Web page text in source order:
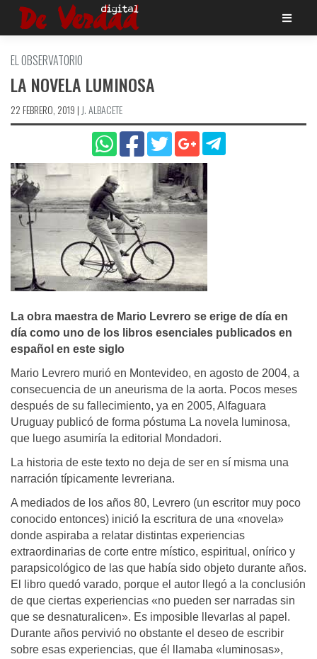
Saltar
EL OBSERVATORIO
LA NOVELA LUMINOSA
22 FEBRERO, 2019 | J. ALBACETE
La obra maestra de Mario Levrero se erige de día en
día como uno de los libros esenciales publicados en
español en este siglo
Mario Levrero murió en Montevideo, en agosto de 2004, a
consecuencia de un aneurisma de la aorta. Pocos meses
después de su fallecimiento, ya en 2005, Alfaguara
Uruguay publicó de forma póstuma La novela luminosa,
que luego asumiría la editorial Mondadori.
La historia de este texto no deja de ser en sí misma una
narración típicamente levreriana.
A mediados de los años 80, Levrero (un escritor muy poco
conocido entonces) inició la escritura de una «novela»
donde aspiraba a relatar distintas experiencias
extraordinarias de corte entre místico, espiritual, onírico y
parapsicológico de las que había sido objeto durante años.
El libro quedó varado, porque el autor llegó a la conclusión
de que ciertas experiencias «no pueden ser narradas sin
que se desnaturalicen». Es imposible llevarlas al papel.
Durante años pervivió no obstante el deseo de escribir
sobre esas experiencias, que él llamaba «luminosas»,